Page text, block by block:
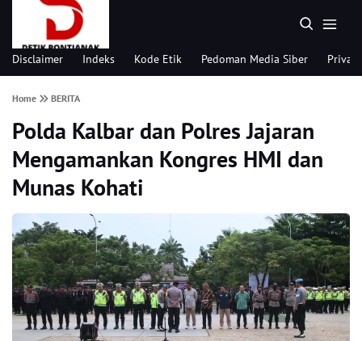
Disclaimer Indeks Kode Etik Pedoman Media Siber
Home BERITA
Polda Kalbar dan Polres Jajaran
Mengamankan Kongres HMI dan
Munas Kohati